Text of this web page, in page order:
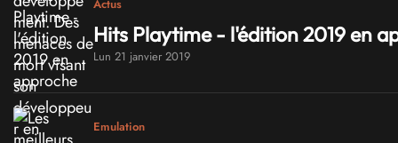
Actus
Hits Playtime - l'édition 2019 en
Lun 21 janvier 2019
Emulation